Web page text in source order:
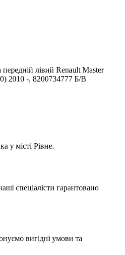
лівий Renault Master
2010 -, 8200734777 Б/В
у місті Рівне.
спеціалісти гарантовано
вигідні умови та